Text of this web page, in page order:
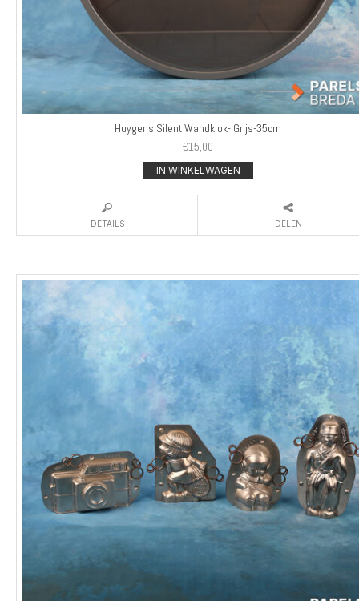
Huygens Silent Wandklok- Grijs-35cm
€15,00
IN WINKELWAGEN
DETAILS DELEN